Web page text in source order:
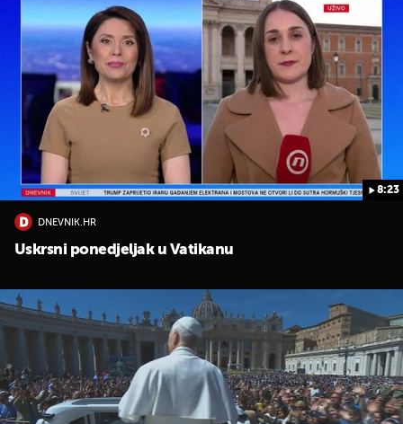
8:23
DNEVNIK.HR
Uskrsni ponedjeljak u Vatikanu